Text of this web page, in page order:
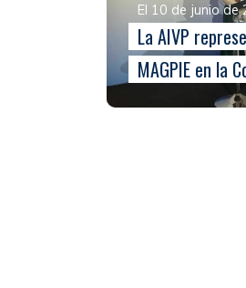
El 10 de junio de
La AIVP
MAGPIE en la